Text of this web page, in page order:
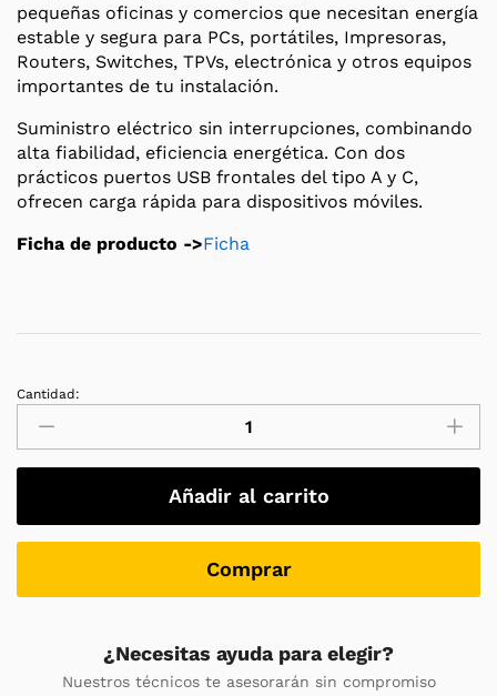
pequeñas oficinas y comercios que necesitan energía
estable y segura para PCs, portátiles, Impresoras,
Routers, Switches, TPVs, electrónica y otros equipos
importantes de tu instalación.
Suministro eléctrico sin interrupciones, combinando
alta fiabilidad, eficiencia energética. Con dos
prácticos puertos USB frontales del tipo A y C,
ofrecen carga rápida para dispositivos móviles.
Ficha de producto ->Ficha
SAI
UPS
2250
2250
Cantidad:
Añadir al carrito
Comprar
¿Necesitas ayuda para elegir?
Nuestros técnicos te asesorarán sin compromiso